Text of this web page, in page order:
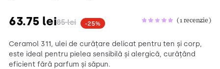
85lei
63.75 lei -25% (1 recenzie)
Ceramol 311, ulei de curățare delicat pentru ten și corp,
este ideal pentru pielea sensibilă și alergică, curățând
eficient fără parfum și săpun.